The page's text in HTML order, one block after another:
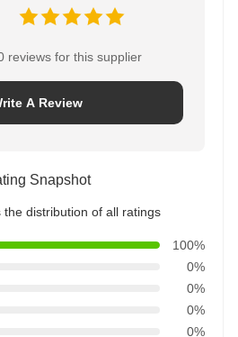
reviews for this supplier
A Review
Snapshot
the distribution of all ratings
100%
0%
0%
0%
0%